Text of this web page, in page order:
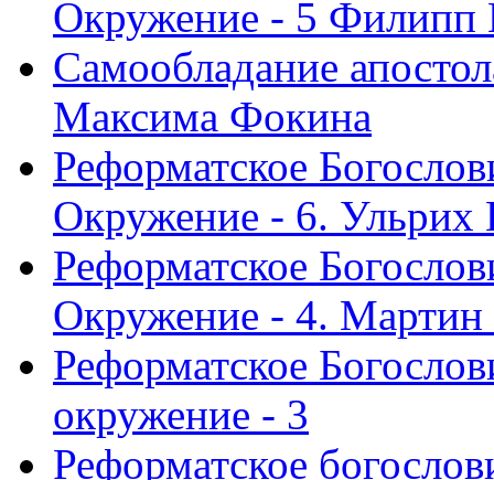
Окружение - 5 Филипп
Самообладание
Максима Фокина
Реформатское
Окружение - 6. Ульрих
Реформатское
Окружение - 4.
Реформатское
окружение - 3
Реформатское